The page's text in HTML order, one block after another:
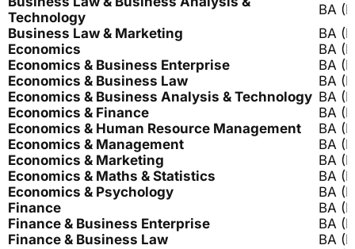
Technology
BA
Business Law & Marketing
BA
Economics
BA
Economics & Business Enterprise
BA
Economics & Business Law
BA
Economics & Business Analysis & Technology BA
Economics & Finance
BA
Economics & Human Resource Management
BA
Economics & Management
BA
Economics & Marketing
BA
Economics & Maths & Statistics
BA
Economics & Psychology
BA
Finance
BA
Finance & Business Enterprise
BA
Finance & Business Law
BA